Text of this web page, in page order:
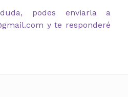
podes enviarla a
y te responderé